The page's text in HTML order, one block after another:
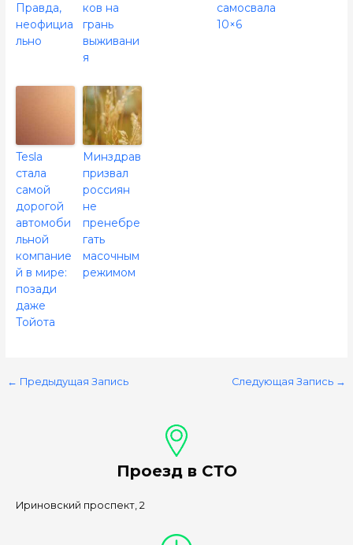
Правда,
неофициа
льно
ков на
грань
выживани
я
самосвала
10×6
Tesla
стала
самой
дорогой
автомоби
льной
компание
й в мире:
позади
даже
Тойота
Минздрав
призвал
россиян
не
пренебре
гать
масочным
режимом
← Предыдущая Запись Следующая Запись →
Проезд в СТО
Ириновский проспект, 2